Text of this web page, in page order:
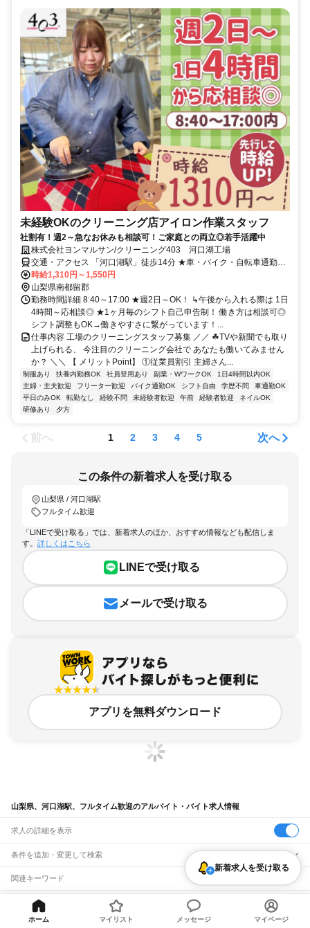
未経験OKのクリーニング店アイロン作業スタッフ
社割有！週2～急なお休みも相談可！ご家庭との両立◎若手活躍中
株式会社ヨンマルサン/クリーニング403 河口湖工場
交通・アクセス 「河口湖駅」徒歩14分 ★車・バイク・自転車通勤
OK（無料駐車場完備）
時給1,310円～1,550円
山梨県南都留郡
勤務時間詳細 8:40～17:00 ★週2日～OK！ ↳午後から入れる際は 1日
4時間～応相談◎ ★1ヶ月毎のシフト自己申告制！ 働き方は相談可◎
シフト調整もOK→働きやすさに繋がっています！...
仕事内容 工場のクリーニングスタッフ募集 ／／ ☘TVや新聞でも取り
上げられる、 今注目のクリーニング会社で あなたも働いてみません
か？ ＼＼ 【 メリットPoint】 ①従業員割引 主婦さん...
制服あり 扶養内勤務OK 社員登用あり 副業・WワークOK
1日4時間以内OK
主婦・主夫歓迎
フリーター歓迎 バイク通勤OK シフト自由 学歴不問
車通勤OK
平日のみOK
転勤なし 経験不問 未経験者歓迎 午前 経験者歓迎
ネイルOK
研修あり
夕方
前へ 1 2 3 4 5 次へ
この条件の新着求人を受け取る
山梨県 / 河口湖駅
フルタイム歓迎
「LINEで受け取る」では、新着求人のほか、おすすめ情報なども配信しま
す。 詳しくはこちら
LINEで受け取る
メールで受け取る
アプリを無料ダウンロード
山梨県、河口湖駅、フルタイム歓迎のアルバイト・バイト求人情報
求人の詳細を表示
条件を追加・変更して検索
市区町村を追加・変更
山梨県
甲府市
都留市山梨市 韮崎市南アルプス市
甲斐市
駅を追加・変更
関連キーワード
バイトTOP
南都留郡
フルタイム歓迎のアルバイ
ト・バイト・求人
新着求人を受け取る
ホーム マイリスト メッセージ マイページ